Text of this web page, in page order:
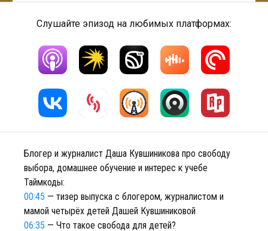
Слушайте эпизод на любимых платформах:
Блогер и журналист Даша Кувшиникова про свободу
выбора, домашнее обучение и интерес к учебе
Таймкоды:
00:45 — тизер выпуска с блогером, журналистом и
мамой четырёх детей Дашей Кувшиниковой
06:35 — Что такое свобода для детей?